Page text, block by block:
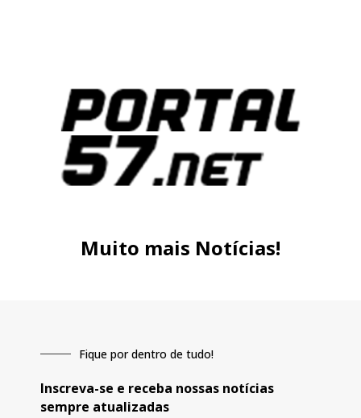
Muito mais Notícias!
Fique por dentro de tudo!
Inscreva-se e receba nossas notícias
sempre atualizadas